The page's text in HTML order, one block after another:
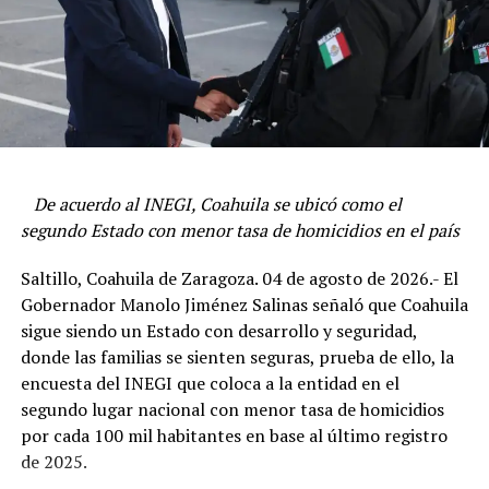
Además, Jiménez Salinas pidió a todas y todos estar muy
navideños, así como de la atención a nuestros paisanos
que transitan, por seguridad, por nuestras carreteras.
“Coahuila hoy está seguro gracias a esta fórmula mágica;
les pido que sigamos siendo implacables”, puntualizó.
De la misma manera, mencionó que él como
Gobernador, los alcaldes y alcaldesas, los funcionarios
Manolo Jiménez exhortó a los funcionarios a mantener
distintivo de su gobierno y que ha ayudado a mantener
excelentes indicadores en todos los sectores de la
Destacó que a dos años y medio del inicio de su gestión,
se siguen robusteciendo las distintas dependencias e
instancias estatales con trabajo en equipo y transversal
que beneficia a las y los coahuilenses.
El Mandatario estatal señaló que quienes asumen sus
nuevos encargos tienen la instrucción de darle
De acuerdo al INEGI, Coahuila se ubicó como el
segundo Estado con menor tasa de homicidios en el país
Saltillo, Coahuila de Zaragoza. 04 de agosto de 2026.- El
Gobernador Manolo Jiménez Salinas señaló que Coahuila
sigue siendo un Estado con desarrollo y seguridad,
donde las familias se sienten seguras, prueba de ello, la
encuesta del INEGI que coloca a la entidad en el
segundo lugar nacional con menor tasa de homicidios
por cada 100 mil habitantes en base al último registro
de 2025.